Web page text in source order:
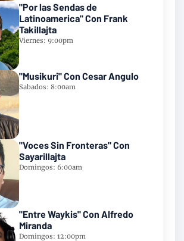
"Por las Sendas de
Latinoamerica" Con Frank
Takillajta
Viernes: 9:00pm
"Musikuri" Con Cesar Angulo
Sabados: 8:00am
"Voces Sin Fronteras" Con
Sayarillajta
Domingos: 6:00am
"Entre Waykis" Con Alfredo
Miranda
Domingos: 12:00pm